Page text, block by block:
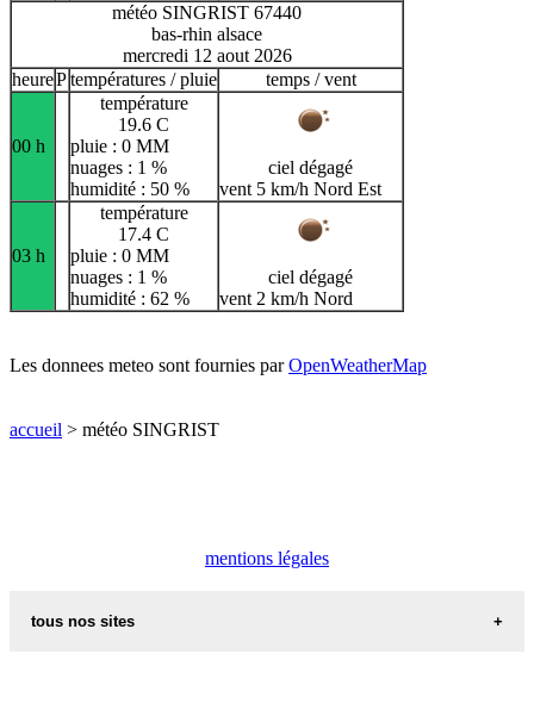
météo SINGRIST 67440
bas-rhin alsace
mercredi 12 aout 2026
heurePtempératures / pluie temps / vent
00 h
température
19.6 C
pluie : 0 MM
nuages : 1 %
humidité : 50 %
ciel dégagé
vent 5 km/h Nord Est
03 h
température
17.4 C
pluie : 0 MM
nuages : 1 %
humidité : 62 %
ciel dégagé
vent 2 km/h Nord
Les donnees meteo sont fournies parOpenWeatherMap
accueil > météo SINGRIST
mentions légales
tous nos sites